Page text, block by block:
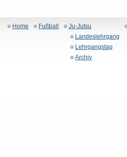
Home Fußball
Ju-Jutsu
Landeslehrgang
Lehrgangstag
Archiv